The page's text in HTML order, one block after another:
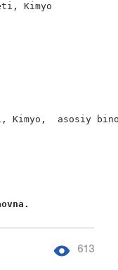
Kimyo
asosiy
613